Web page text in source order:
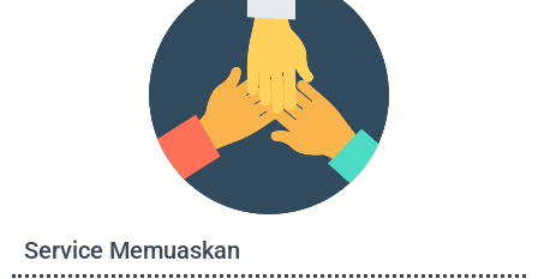
Service Memuaskan